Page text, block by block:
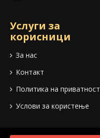
Услуги за
корисници
За нас
Контакт
Политика на приватност
Услови за користење